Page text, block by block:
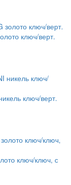
ключ/верт.
ключ/верт.
ключ/ключ, с